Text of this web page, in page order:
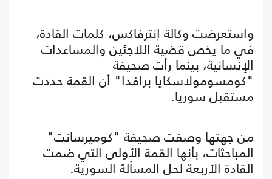
واستعرضت وكالة إنترفاكس، كلمات القادة،
في ما يخص قضية اللاجئين والمساعدات
الإنسانية، بينما رأت صحيفة
"كومسومولاسكايا برافدا" أن القمة حددت
مستقبل سوريا.
من جهتها وصفت صحيفة "كوميرسانت"
المباحثات، بأنها القمة الأولى التي ضمت
القادة الأربعة لحل المسألة السورية.